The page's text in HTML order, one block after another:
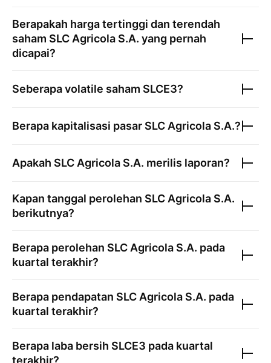
Berapakah harga tertinggi dan terendah
saham SLC Agricola S.A. yang pernah
dicapai?
Seberapa volatile saham SLCE3?
Berapa kapitalisasi pasar SLC Agricola S.A.?
Apakah SLC Agricola S.A. merilis laporan?
Kapan tanggal perolehan SLC Agricola S.A.
berikutnya?
Berapa perolehan SLC Agricola S.A. pada
kuartal terakhir?
Berapa pendapatan SLC Agricola S.A. pada
kuartal terakhir?
Berapa laba bersih SLCE3 pada kuartal
terakhir?